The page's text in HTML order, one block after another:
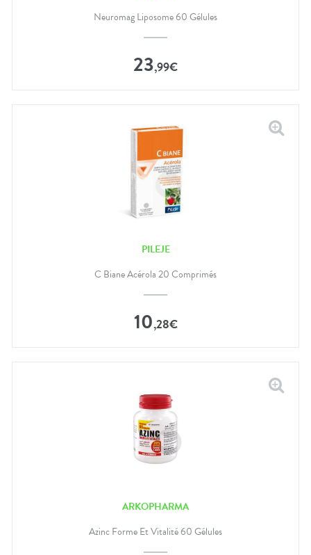
Neuromag Liposome 60 Gélules
23,99€
PILEJE
C Biane Acérola 20 Comprimés
10,28€
ARKOPHARMA
Azinc Forme Et Vitalité 60 Gélules